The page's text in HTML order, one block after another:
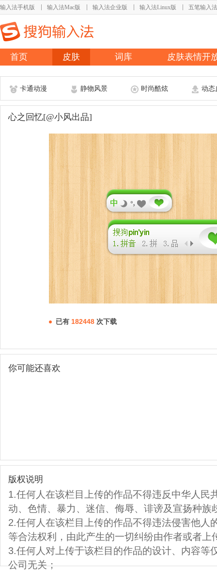
输入法手机版 输入法Mac版 输入法企业版 输入法Linux版 五笔输入法
首页 皮肤 词库 皮肤表情开
卡通动漫 静物风景 时尚酷炫 动态
心之回忆[@小风出品]
已有 182448 次下载
你可能还喜欢
版权说明
1.任何人在该栏目上传的作品不得违反中华人民
动、色情、暴力、迷信、侮辱、诽谤及宣扬种族
2.任何人在该栏目上传的作品不得违法侵害他人
等合法权利，由此产生的一切纠纷由作者或者上
3.任何人对上传于该栏目的作品的设计、内容等
公司无关；